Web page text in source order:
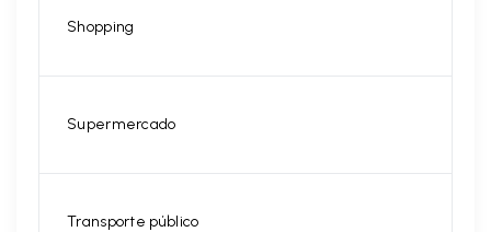
Shopping
Supermercado
Transporte público